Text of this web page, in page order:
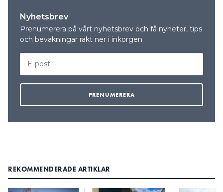
Nyhetsbrev
Prenumerera på vårt nyhetsbrev och få nyheter, tips
och bevakningar rakt ner i inkorgen
REKOMMENDERADE ARTIKLAR